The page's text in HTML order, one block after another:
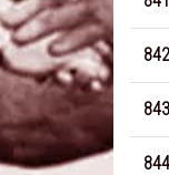
842
843
844